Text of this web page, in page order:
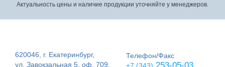
Актуальность цены и наличие продукции уточняйте у менеджеров.
620046, г. Екатеринбург,
ул. Завокзальная 5, оф. 709,
Телефон/Факс
+7 (343)